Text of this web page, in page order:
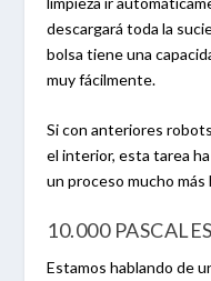
descargará toda la
bolsa tiene una
muy fácilmente.
Si con anteriores
el interior, esta tarea
un proceso mucho
10.000
Estamos hablando de